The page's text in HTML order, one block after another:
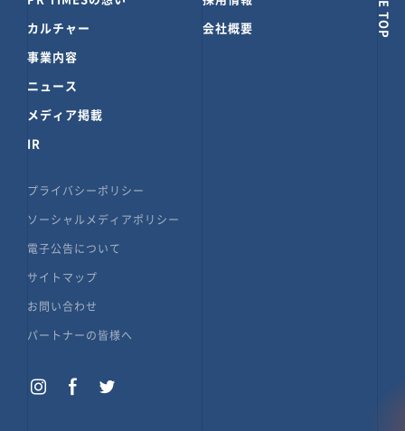
カルチャー
事業内容
ニュース
メディア掲載
IR
会社概要
プライバシーポリシー
ソーシャルメディアポリシー
電子公告について
サイトマップ
お問い合わせ
パートナーの皆様へ